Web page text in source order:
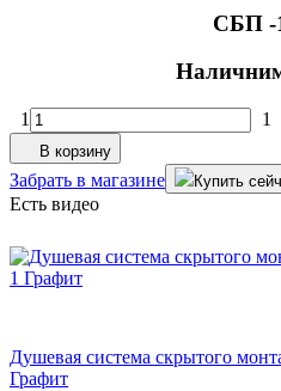
СБП -
1 1
В корзину
Забрать в магазине Купить
Есть видео
Душевая система скрытого
Графит